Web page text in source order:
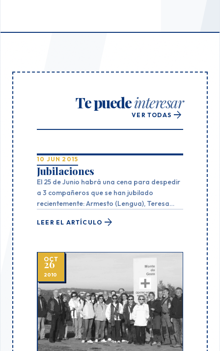
Te puedeinteresar
VER TODAS arrow_forward
10 JUN 2015
Jubilaciones
El 25 de Junio habrá una cena para despedir
a 3 compañeros que se han jubilado
recientemente: Armesto (Lengua), Teresa
interesados pasar por el Instituto para
LEER EL ARTÍCULO arrow_forward
OCT
26
2010